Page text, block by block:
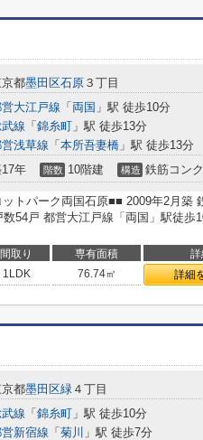
都墨田区石原 ３丁目
大江戸線 「 両国 」駅 徒歩10分
線 「 錦糸町 」駅 徒歩13分
浅草線 「 本所吾妻橋 」駅 徒歩13分
年 階数 10階建 構造 鉄筋コン
トパーク両国石原■■ 2009年2月築
数54戸 都営大江戸線「両国」駅徒歩
間取り 専有面積 詳
1LDK 76.74㎡ 詳細
都墨田区緑 ４丁目
線 「 錦糸町 」駅 徒歩10分
新宿線 「 菊川 」駅 徒歩7分